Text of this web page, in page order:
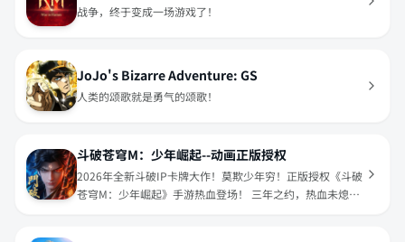
战争，终于变成一场游戏了！
JoJo's Bizarre Adventure: GS
人类的颂歌就是勇气的颂歌！
斗破苍穹M：少年崛起--动画正版授权
2026年全新斗破IP卡牌大作！莫欺少年穷！正版授权《斗破
苍穹M：少年崛起》手游热血登场！ 三年之约，热血未熄；